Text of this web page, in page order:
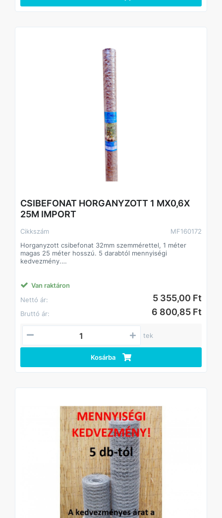
CSIBEFONAT HORGANYZOTT 1 MX0,6X
25M IMPORT
Cikkszám
MF160172
Horganyzott csibefonat 32mm szemmérettel, 1 méter
magas 25 méter hosszú. 5 darabtól mennyiségi
kedvezmény.
felhasználásig.
Van raktáron
Nettó ár:
5 355,00 Ft
Bruttó ár: 6 800,85 Ft
tek
Kosárba